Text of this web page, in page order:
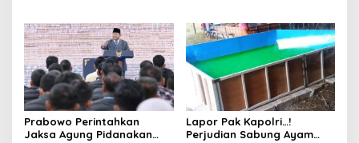
Warga
Hukum
Prabowo Perintahkan
Jaksa Agung Pidanakan
Lapor Pak Kapolri…!
Perjudian Sabung Ayam